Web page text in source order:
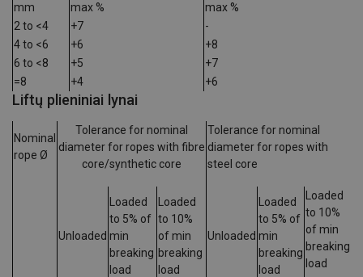
mm
max %
max %
2 to <4
+7
-
4 to <6
+6
+8
6 to <8
+5
+7
=8
+4 +6
Liftų plieniniai lynai
Nominal
rope Ø
Tolerance for nominal
diameter for ropes with fibre
core/synthetic core
Tolerance for nominal
diameter for ropes with
steel core
Unloaded
Loaded
to 5% of
min
breaking
load
Loaded
to 10%
of min
breaking
load
Unloaded
Loaded
to 5% of
min
breaking
load
Loaded
to 10%
of min
breaking
load